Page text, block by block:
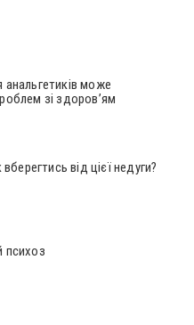
може
зі здоров’ям
вберегтись від цієї недуги?
психоз